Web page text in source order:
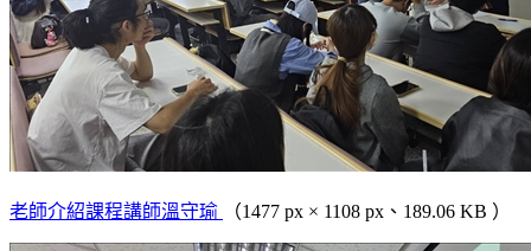
老師介紹課程講師溫守瑜 （1477 px × 1108 px、189.06 KB ）